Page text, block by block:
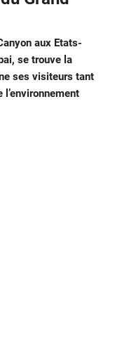
aux Etats-
se trouve la
ses visiteurs tant